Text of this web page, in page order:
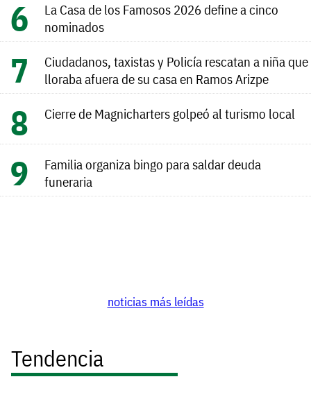
La Casa de los Famosos 2026 define a cinco
nominados
Ciudadanos, taxistas y Policía rescatan a niña que
lloraba afuera de su casa en Ramos Arizpe
Cierre de Magnicharters golpeó al turismo local
Familia organiza bingo para saldar deuda
funeraria
noticias más leídas
Tendencia